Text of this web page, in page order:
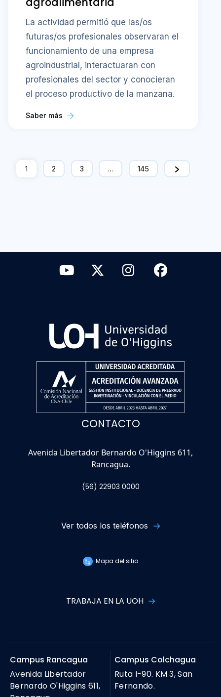
La actividad permitió que las/os
futuras/os profesionales observaran el
funcionamiento de una empresa
agroindustrial, interactuaran con
profesionales del sector y conocieran
el proceso productivo de la manzana.
Saber más
1 2 3 … 145
CONTACTO
Avenida Libertador Bernardo O'Higgins 611,
Rancagua.
(56) 22903 0000
Ver todos los teléfonos
Mapa del sitio
TRABAJA EN LA UOH
Campus Rancagua
Avenida Libertador
Bernardo O'Higgins 611,
Campus Colchagua
Ruta I-90. KM 3, San
Fernando.